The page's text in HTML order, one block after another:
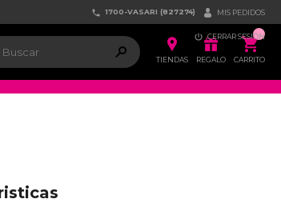
 1700-VASARI (827274)  MIS PEDIDOS
 CERRAR SESIÓN
 
TIENDAS

REGALO
ຐ
CARRITO